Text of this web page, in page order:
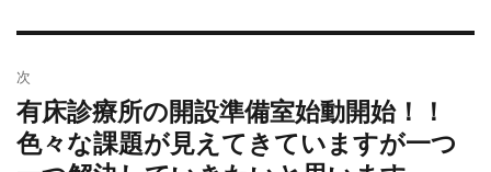
ョ
ン
次
次
の
投
有床診療所の開設準備室始動開始！！
色々な課題が見えてきていますが一つ